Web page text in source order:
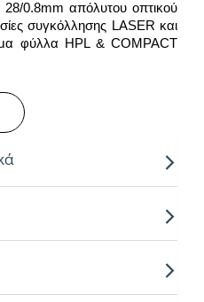
0.8mm απόλυτου οπτικού
συγκόλλησης LASER και
φύλλα HPL & COMPACT